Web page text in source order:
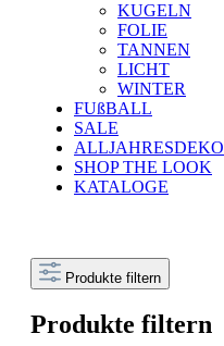
KUGELN
FOLIE
TANNEN
LICHT
WINTER
FUßBALL
SALE
ALLJAHRESDEKO
SHOP THE LOOK
KATALOGE
Produkte filtern
Produkte filtern